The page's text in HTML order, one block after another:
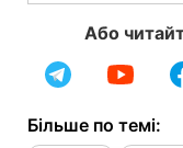
Або
Більше по темі: